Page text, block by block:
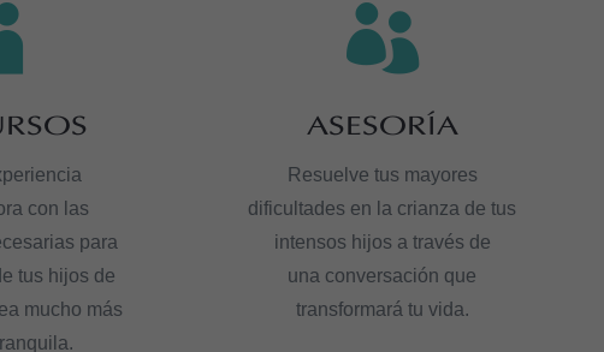
con las
para
tus hijos de
mucho más

ASESORÍA
Resuelve tus mayores
dificultades en la crianza de tus
intensos hijos a través de
una conversación que
transformará tu vida.